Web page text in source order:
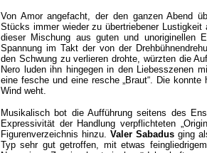
Von Amor angefacht, der den ganzen Abend
Stücks immer wieder zu übertriebener
dieser Mischung aus guten und unoriginellen
Spannung im Takt der von der
den Schwung zu verlieren drohte, würzten die
Nero luden ihn hingegen in den Liebesszenen
eine fesche und eine resche „Braut“. Die
Wind weht.
Musikalisch bot die Aufführung seitens des
Expressivität der Handlung verpflichteten
Figurenverzeichnis hinzu. Valer Sabadus ging
Typ sehr gut getroffen, mit etwas